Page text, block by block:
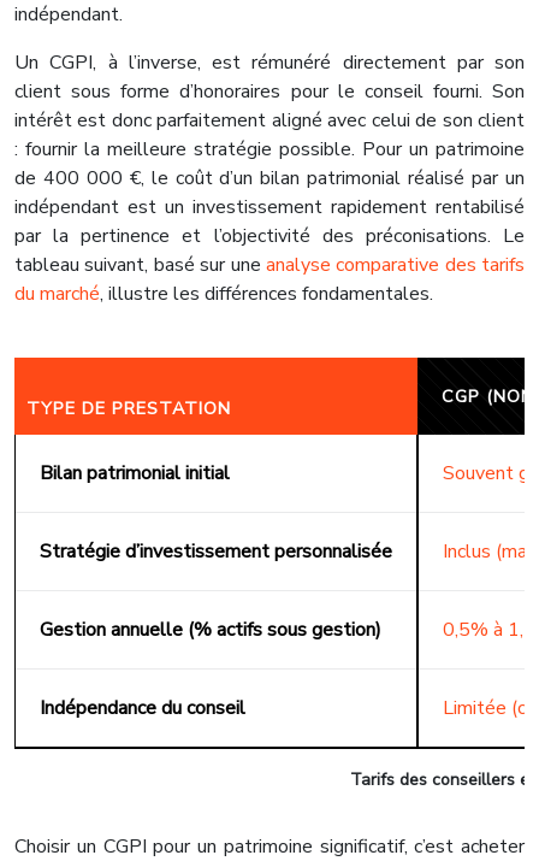
indépendant.
Un CGPI, à l’inverse, est rémunéré directement par son
client sous forme d’honoraires pour le conseil fourni. Son
intérêt est donc parfaitement aligné avec celui de son client
: fournir la meilleure stratégie possible. Pour un patrimoine
de 400 000 €, le coût d’un bilan patrimonial réalisé par un
indépendant est un investissement rapidement rentabilisé
par la pertinence et l’objectivité des préconisations. Le
tableau suivant, basé sur une analyse comparative des tarifs
du marché, illustre les différences fondamentales.
Tarifs des conseillers
TYPE DE PRESTATION CGP
Bilan patrimonial initial Souvent
Stratégie d’investissement personnalisée Inclus
Gestion annuelle (% actifs sous gestion) 0,5% à
Indépendance du conseil Limitée
Choisir un CGPI pour un patrimoine significatif, c’est acheter